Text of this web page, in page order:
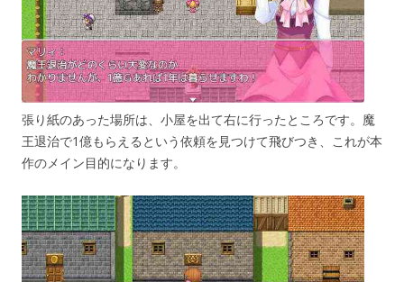
張り紙のあった場所は、小屋を出て右に行ったところです。魔
王退治で1億もらえるという依頼を見つけて飛びつき、これが本
作のメイン目的になります。